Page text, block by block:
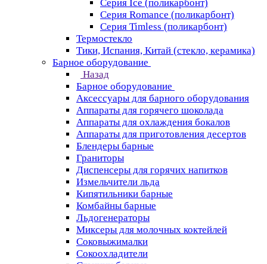
Серия Ice (поликарбонт)
Серия Romance (поликарбонт)
Серия Timless (поликарбонт)
Термостекло
Тики, Испания, Китай (стекло, керамика)
Барное оборудование
Назад
Барное оборудование
Аксессуары для барного оборудования
Аппараты для горячего шоколада
Аппараты для охлаждения бокалов
Аппараты для приготовления десертов
Блендеры барные
Граниторы
Диспенсеры для горячих напитков
Измельчители льда
Кипятильники барные
Комбайны барные
Льдогенераторы
Миксеры для молочных коктейлей
Соковыжималки
Сокоохладители